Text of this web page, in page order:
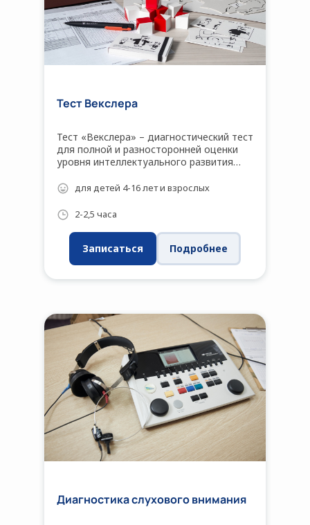
Тест Векслера
Тест «Векслера» – диагностический тест
для полной и разносторонней оценки
уровня интеллектуального развития
для детей 4-16 лет и взрослых
2-2,5 часа
Записаться Подробнее
Диагностика слухового внимания